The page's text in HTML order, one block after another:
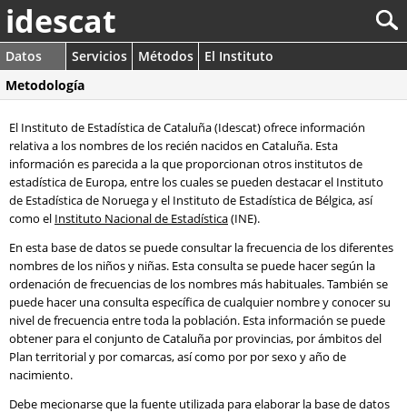
idescat
Datos Servicios Métodos
El Instituto
Metodología
El Instituto de Estadística de Cataluña (Idescat) ofrece información
relativa a los nombres de los recién nacidos en Cataluña. Esta
información es parecida a la que proporcionan otros institutos de
estadística de Europa, entre los cuales se pueden destacar el Instituto
de Estadística de Noruega y el Instituto de Estadística de Bélgica, así
como el Instituto Nacional de Estadística(INE).
En esta base de datos se puede consultar la frecuencia de los diferentes
nombres de los niños y niñas. Esta consulta se puede hacer según la
ordenación de frecuencias de los nombres más habituales. También se
puede hacer una consulta específica de cualquier nombre y conocer su
nivel de frecuencia entre toda la población. Esta información se puede
obtener para el conjunto de Cataluña por provincias, por ámbitos del
Plan territorial y por comarcas, así como por por sexo y año de
nacimiento.
Debe mecionarse que la fuente utilizada para elaborar la base de datos